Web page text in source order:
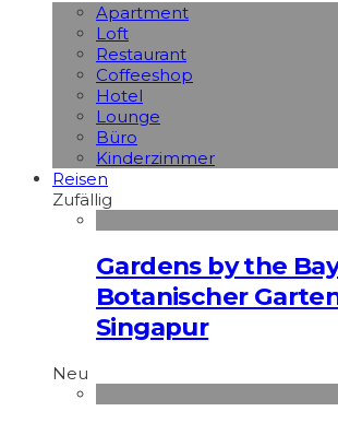
Apart­ment
Loft
Restaurant
Coffeeshop
Hotel
Lounge
Büro
Kinderzimmer
Reisen
Zufällig
Gardens by the
Botanischer
Singapur
Neu